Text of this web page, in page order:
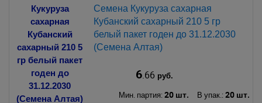
Семена Кукуруза сахарная
Кубанский сахарный 210 5 гр
белый пакет годен до 31.12.2030
(Семена Алтая)
6.66 руб.
Мин. партия: 20 шт. В упак.: 20 шт.